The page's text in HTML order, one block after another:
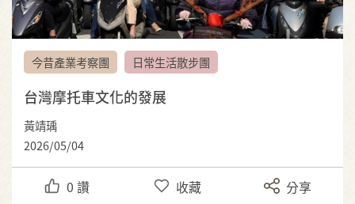
今昔產業考察團 日常生活散步團
台灣摩托車文化的發展
黃靖瑀
2026/05/04
0 讚 收藏 分享